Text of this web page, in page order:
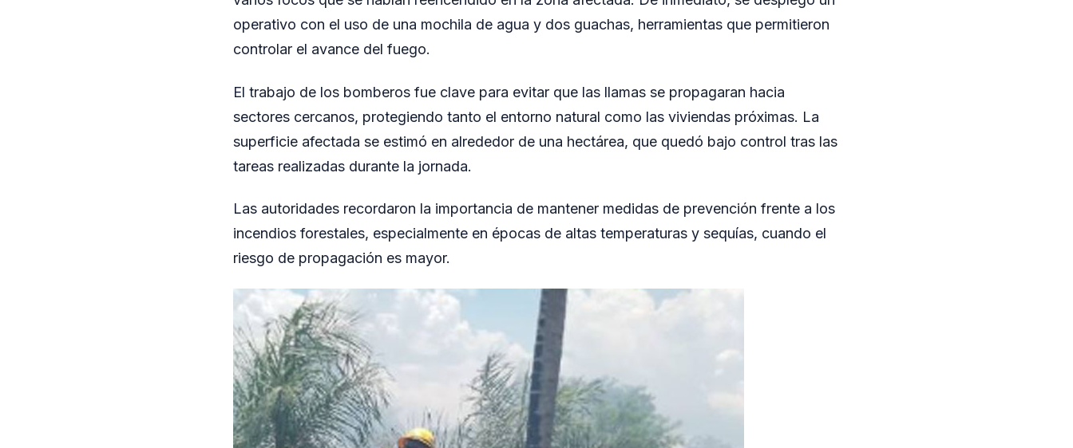
operativo con el uso de una mochila de agua y dos guachas, herramientas que permitieron
controlar el avance del fuego.
El trabajo de los bomberos fue clave para evitar que las llamas se propagaran hacia
sectores cercanos, protegiendo tanto el entorno natural como las viviendas próximas. La
superficie afectada se estimó en alrededor de una hectárea, que quedó bajo control tras las
tareas realizadas durante la jornada.
Las autoridades recordaron la importancia de mantener medidas de prevención frente a los
incendios forestales, especialmente en épocas de altas temperaturas y sequías, cuando el
riesgo de propagación es mayor.